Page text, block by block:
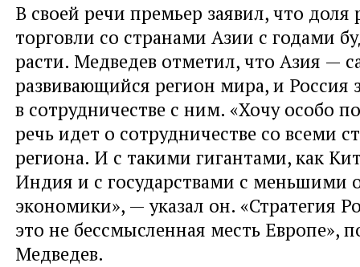
В своей речи премьер заявил, что доля
торговли со странами Азии с годами
расти. Медведев отметил, что Азия —
развивающийся регион мира, и Россия
в сотрудничестве с ним. «Хочу особо
речь идет о сотрудничестве со всеми
региона. И с такими гигантами, как
Индия и с государствами с меньшими
экономики», — указал он. «Стратегия
это не бессмысленная месть Европе»,
Медведев.